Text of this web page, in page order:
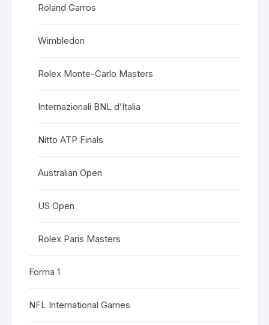
Roland Garros
Wimbledon
Rolex Monte-Carlo Masters
Internazionali BNL d’Italia
Nitto ATP Finals
Australian Open
US Open
Rolex Paris Masters
Forma 1
NFL International Games